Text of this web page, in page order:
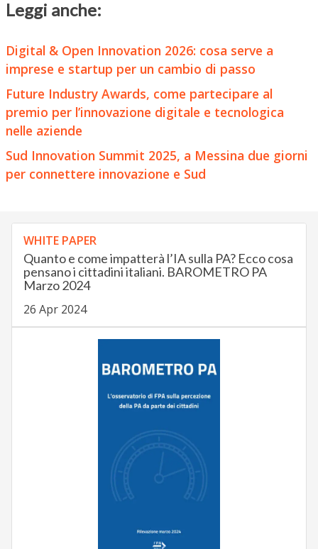
Leggi anche:
Digital & Open Innovation 2026: cosa serve a
imprese e startup per un cambio di passo
Future Industry Awards, come partecipare al
premio per l’innovazione digitale e tecnologica
nelle aziende
Sud Innovation Summit 2025, a Messina due giorni
per connettere innovazione e Sud
WHITE PAPER
Quanto e come impatterà l’IA sulla PA? Ecco cosa
pensano i cittadini italiani. BAROMETRO PA
Marzo 2024
26 Apr 2024